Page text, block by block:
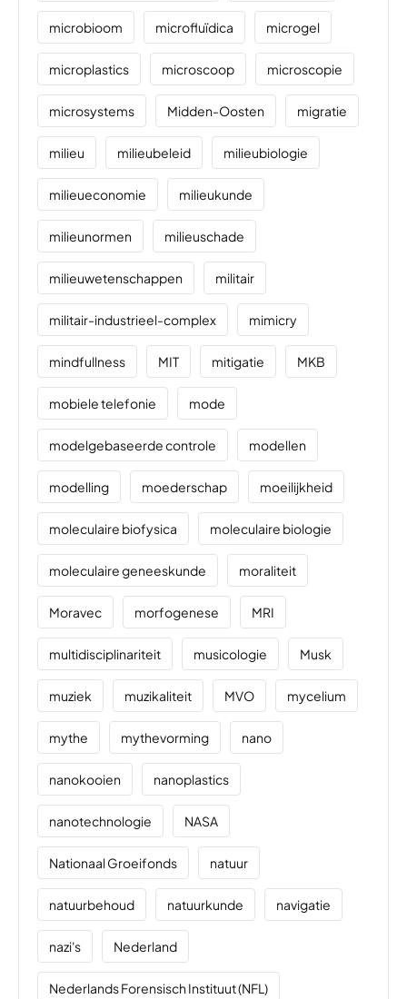
microbioom microfluïdica microgel
microplastics microscoop microscopie
microsystems Midden-Oosten migratie
milieu milieubeleid milieubiologie
milieueconomie milieukunde
milieunormen milieuschade
milieuwetenschappen militair
militair-industrieel-complex mimicry
mindfullness MIT mitigatie MKB
mobiele telefonie mode
modelgebaseerde controle modellen
modelling moederschap moeilijkheid
moleculaire biofysica moleculaire biologie
moleculaire geneeskunde moraliteit
Moravec morfogenese MRI
multidisciplinariteit musicologie Musk
muziek muzikaliteit MVO mycelium
mythe mythevorming nano
nanokooien nanoplastics
nanotechnologie NASA
Nationaal Groeifonds natuur
natuurbehoud natuurkunde navigatie
nazi's Nederland
Nederlands Forensisch Instituut (NFL)